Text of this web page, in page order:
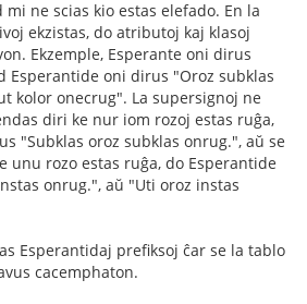
ne scias kio estas elefado. En la
ekzistas, do atributoj kaj klasoj
Ekzemple, Esperante oni dirus
Esperantide oni dirus "Oroz subklas
kolor onecrug". La supersignoj ne
diri ke nur iom rozoj estas ruĝa,
"Subklas oroz subklas onrug.", aŭ se
unu rozo estas ruĝa, do Esperantide
onrug.", aŭ "Uti oroz instas
Esperantidaj prefiksoj ĉar se la tablo
cacemphaton.